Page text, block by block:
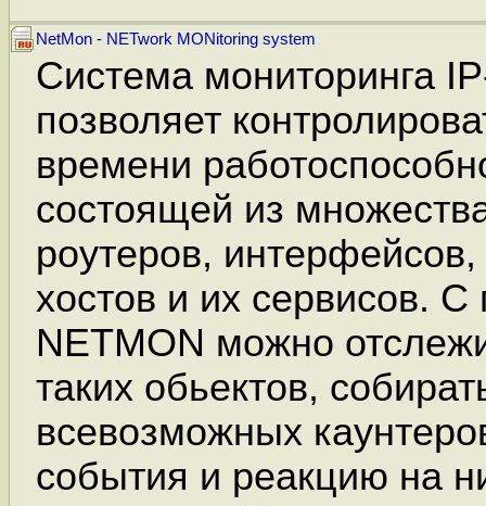
NetMon - NETwork MONitoring system
Система мониторинга
позволяет
времени
состоящей из
роутеров,
хостов и их сервисов.
NETMON можно
таких обьектов,
всевозможных
события и реакцию на